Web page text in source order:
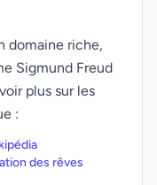
domaine riche,
Sigmund Freud
plus sur les
:
des rêves